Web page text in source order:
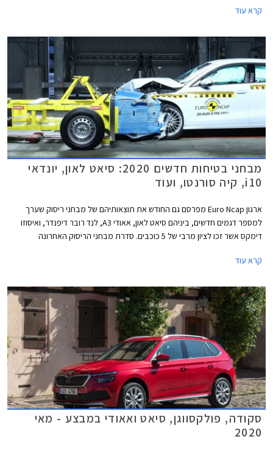
גרסת 3 דלתות לא תוצע, בהתאם למגמה העולמית שהחלה לפני מספר שנים
עקב ירידה בביקושים.
קרא עוד
מבחני בטיחות חדשים 2020: סיאט לאון, יונדאי
i10, קיה סורנטו, ועוד
ארגון Euro Ncap מפרסם גם החודש את תוצאותיהם של מבחני ריסוק שערך
למספר דגמים חדשים, ביניהם סיאט לאון, אאודי A3, לנד רובר דיפנדר, ואיסוזו
דימקס אשר זכו לציון מרבי של 5 כוכבים. סדרת מבחני הריסוק האחרונה
דרישות הבטיחות העומדות בפני היצרנים.
קרא עוד
סקודה, פולקסווגן, סיאט ואאודי במבצע - מאי
2020